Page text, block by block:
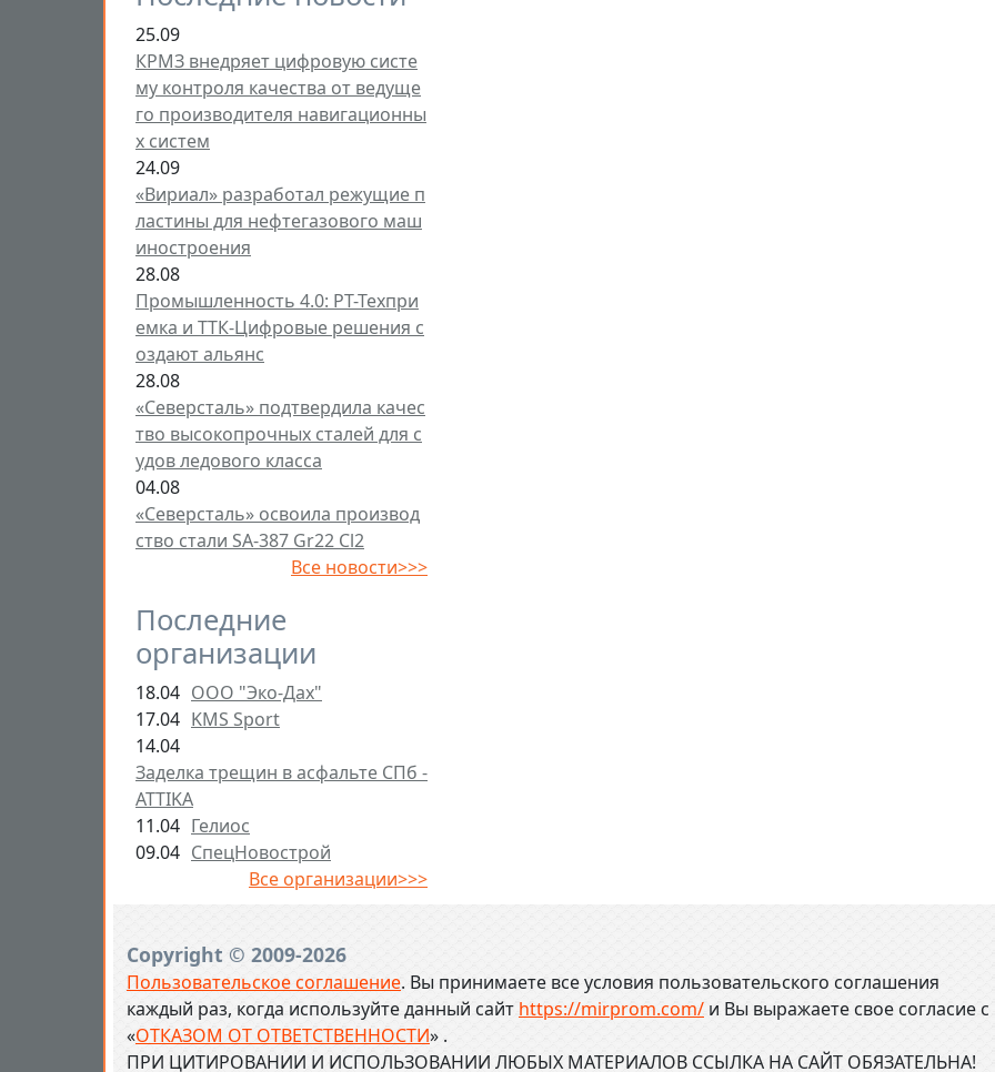
25.09
КРМЗ внедряет цифровую систе
му контроля качества от ведуще
го производителя навигационны
х систем
24.09
«Вириал» разработал режущие п
ластины для нефтегазового маш
иностроения
28.08
Промышленность 4.0: РТ-Техпри
емка и ТТК-Цифровые решения с
оздают альянс
28.08
«Северсталь» подтвердила качес
тво высокопрочных сталей для с
удов ледового класса
04.08
«Северсталь» освоила производ
ство стали SA-387 Gr22 Cl2
Все новости>>>
Последние
организации
18.04 ООО "Эко-Дах"
17.04 KMS Sport
14.04
Заделка трещин в асфальте СПб -
ATTIKA
11.04 Гелиос
09.04 СпецНовострой
Все организации>>>
Copyright © 2009-2026
Пользовательское соглашение. Вы принимаете все условия пользовательского соглашения
каждый раз, когда используйте данный сайт https://mirprom.com/ и Вы выражаете свое согласие с
«ОТКАЗОМ ОТ ОТВЕТСТВЕННОСТИ» .
ПРИ ЦИТИРОВАНИИ И ИСПОЛЬЗОВАНИИ ЛЮБЫХ МАТЕРИАЛОВ ССЫЛКА НА САЙТ ОБЯЗАТЕЛЬНА!